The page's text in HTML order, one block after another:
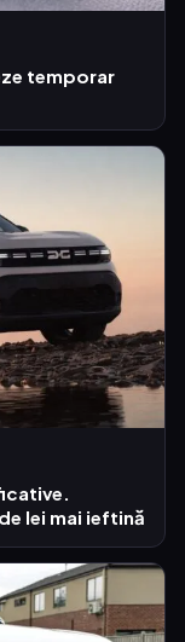
temporar
lei mai ieftină